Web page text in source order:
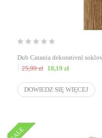
Dub Catania dekorativní
25,99zł Pierwotna cena
18,19 zł
DOWIEDZ SIĘ WIĘCEJ
SALE